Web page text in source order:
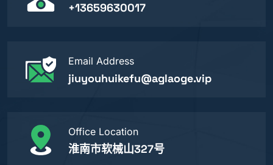
+13659630017
Email Address
jiuyouhuikefu@aglaoge.vip
Office Location
淮南市软械山327号